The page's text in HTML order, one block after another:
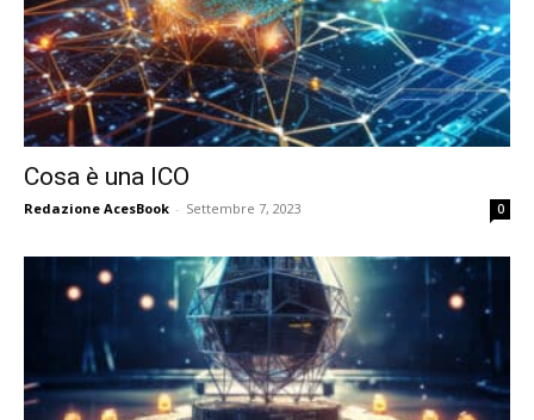
Cosa è una ICO
Redazione AcesBook - Settembre 7, 2023 0